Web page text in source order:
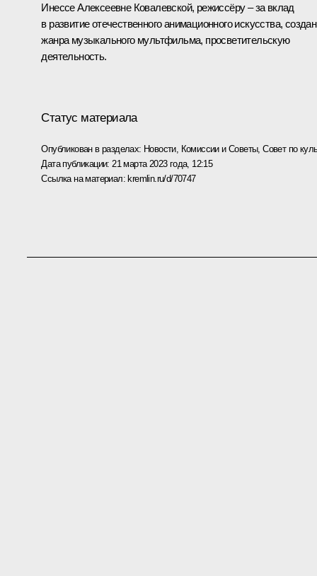
Инессе Алексеевне Ковалевской, режиссёру – за вклад
в развитие отечественного анимационного искусства,
жанра музыкального мультфильма, просветительскую
деятельность.
Статус материала
Опубликован в разделах: Новости, Комиссии и Советы,Совет по
Дата публикации: 21 марта 2023 года, 12:15
Ссылка на материал: kremlin.ru/d/70747